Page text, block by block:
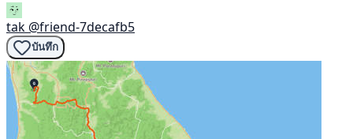
tak @friend-7decafb5
บันทึก